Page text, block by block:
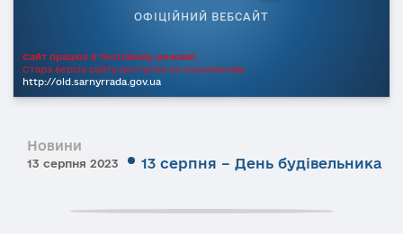
ОФІЦІЙНИЙ ВЕБСАЙТ
Сайт працює в тестовому режимі.
Стара версія сайту доступна за посиланням
http://old.sarnyrrada.gov.ua
Новини
13 серпня 2023 13 серпня – День будівельника